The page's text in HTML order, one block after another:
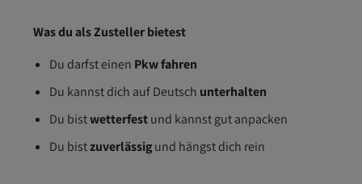
Was du als Zusteller bietest
Du darfst einen Pkw fahren
Du kannst dich auf Deutsch unterhalten
Du bistwetterfestund kannst gut anpacken
Du bistzuverlässigund hängst dich rein